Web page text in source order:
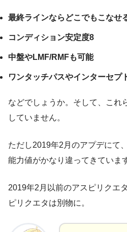
最終ラインならどこでもこなせ
コンディション安定度8
中盤やLMF/RMFも可能
ワンタッチパスやインターセプ
などでしょうか。そして、これ
していません。
ただし2019年2月のアプデにて
能力値がかなり違ってきていま
2019年2月以前のアスピリクエ
ピリクエタは別物に。